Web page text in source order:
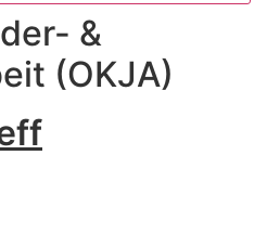
&
(OKJA)